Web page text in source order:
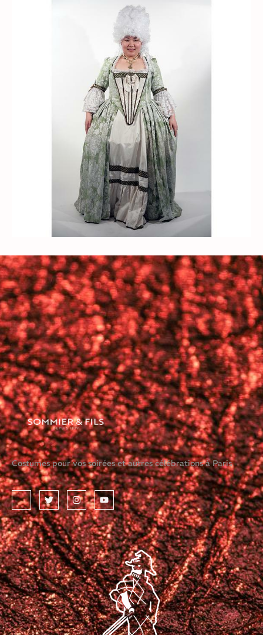
Costumes pour vos soirées et autres célébrations à Paris